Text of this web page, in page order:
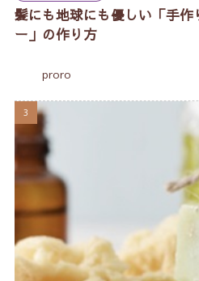
髪にも地球にも優しい「手
ー」の作り方
proro